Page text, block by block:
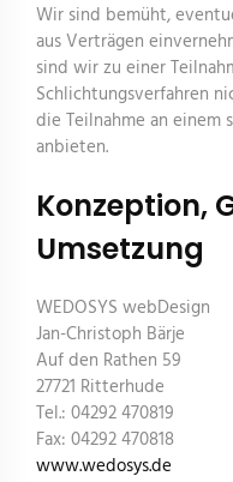
Wir sind bemüht,
aus Verträgen
sind wir zu einer
Schlichtungsverfahren
die Teilnahme an einem
anbieten.
Konzeption,
Umsetzung
WEDOSYS webDesign
Jan-Christoph Bärje
Auf den Rathen 59
27721 Ritterhude
Tel.: 04292 470819
Fax: 04292 470818
www.wedosys.de